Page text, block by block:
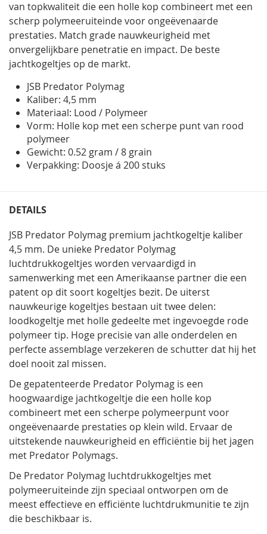
van topkwaliteit die een holle kop combineert met een
scherp polymeeruiteinde voor ongeëvenaarde
prestaties. Match grade nauwkeurigheid met
onvergelijkbare penetratie en impact. De beste
jachtkogeltjes op de markt.
JSB Predator Polymag
Kaliber: 4,5 mm
Materiaal: Lood / Polymeer
Vorm: Holle kop met een scherpe punt van rood
polymeer
Gewicht: 0.52 gram / 8 grain
Verpakking: Doosje á 200 stuks
DETAILS
JSB Predator Polymag premium jachtkogeltje kaliber
4,5 mm. De unieke Predator Polymag
luchtdrukkogeltjes worden vervaardigd in
samenwerking met een Amerikaanse partner die een
patent op dit soort kogeltjes bezit. De uiterst
nauwkeurige kogeltjes bestaan uit twee delen:
loodkogeltje met holle gedeelte met ingevoegde rode
polymeer tip. Hoge precisie van alle onderdelen en
perfecte assemblage verzekeren de schutter dat hij het
doel nooit zal missen.
De gepatenteerde Predator Polymag is een
hoogwaardige jachtkogeltje die een holle kop
combineert met een scherpe polymeerpunt voor
ongeëvenaarde prestaties op klein wild. Ervaar de
uitstekende nauwkeurigheid en efficiëntie bij het jagen
met Predator Polymags.
De Predator Polymag luchtdrukkogeltjes met
polymeeruiteinde zijn speciaal ontworpen om de
meest effectieve en efficiënte luchtdrukmunitie te zijn
die beschikbaar is.